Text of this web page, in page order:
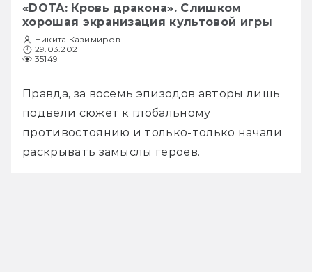
«DOTA: Кровь дракона». Слишком
хорошая экранизация культовой игры
Никита Казимиров
29.03.2021
35149
Правда, за восемь эпизодов авторы лишь
подвели сюжет к глобальному
противостоянию и только-только начали
раскрывать замыслы героев.